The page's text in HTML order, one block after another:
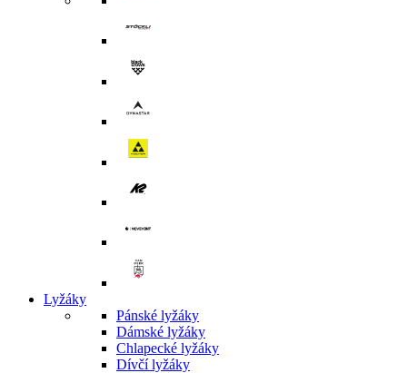
Lyžáky
Pánské lyžáky
Dámské lyžáky
Chlapecké lyžáky
Dívčí lyžáky